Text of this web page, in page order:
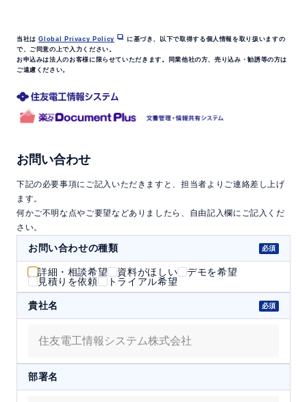
当社はGlobal Privacy Policy
に基づき、以下で取得する個人情報を取り扱いますの
で、ご同意の上で入力ください。
お申込みは法人のお客様に限らせていただきます。同業他社の方、売り込み・勧誘等の方は
ご遠慮ください。
お問い合わせ
下記の必要事項にご記入いただきますと、担当者よりご連絡差し上げ
ます。
何かご不明な点やご要望などありましたら、自由記入欄にご記入くだ
さい。
お問い合わせの種類
詳細・相談希望 資料がほしい
デモを希望
見積りを依頼
トライアル希望
貴社名
部署名